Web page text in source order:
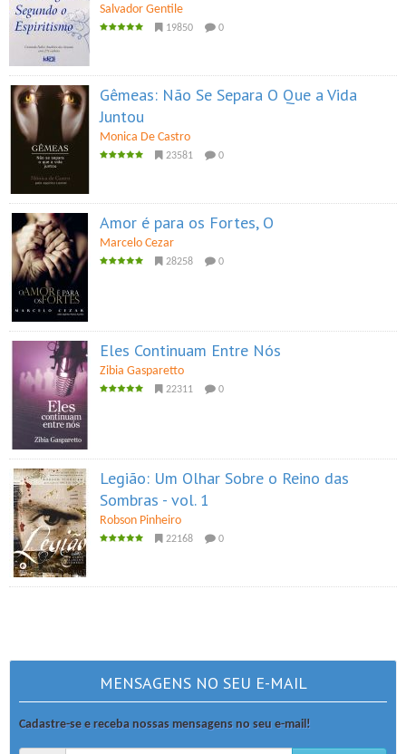
Salvador Gentile
19850 0
Gêmeas: Não Se Separa O Que a Vida
Juntou
Monica De Castro
23581 0
Amor é para os Fortes, O
Marcelo Cezar
28258 0
Eles Continuam Entre Nós
Zibia Gasparetto
22311 0
Legião: Um Olhar Sobre o Reino das
Sombras - vol. 1
Robson Pinheiro
22168 0
MENSAGENS NO SEU E-MAIL
Cadastre-se e receba nossas mensagens no seu e-mail!